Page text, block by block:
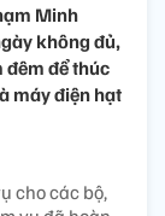
Minh
không đủ,
để thúc
máy điện hạt
cho các bộ,